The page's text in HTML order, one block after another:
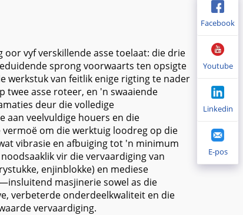
oor vyf verskillende asse toelaat: die drie
sprong voorwaarts ten opsigte
werkstuk van feitlik enige rigting te nader
twee asse roteer, en 'n swaaiende
deur die volledige
aan veelvuldige houers en die
om die werktuig loodreg op die
vibrasie en afbuiging tot 'n minimum
vir die vervaardiging van
enjinblokke) en mediese
masjinerie sowel as die
verbeterde onderdeelkwaliteit en die
vervaardiging.
Facebook
Youtube
Linkedin
E-pos